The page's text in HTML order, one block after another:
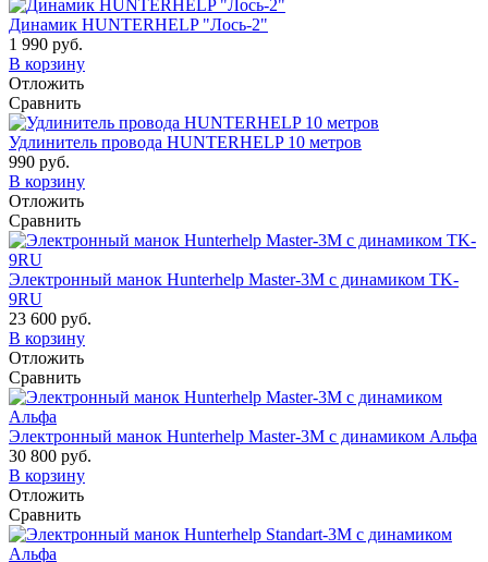
Динамик HUNTERHELP "Лось-2"
1 990 руб.
В корзину
Отложить
Сравнить
Удлинитель провода HUNTERHELP 10 метров
990 руб.
В корзину
Отложить
Сравнить
Электронный манок Hunterhelp Master-3М с динамиком TK-
9RU
23 600 руб.
В корзину
Отложить
Сравнить
Электронный манок Hunterhelp Master-3М с динамиком Альфа
30 800 руб.
В корзину
Отложить
Сравнить